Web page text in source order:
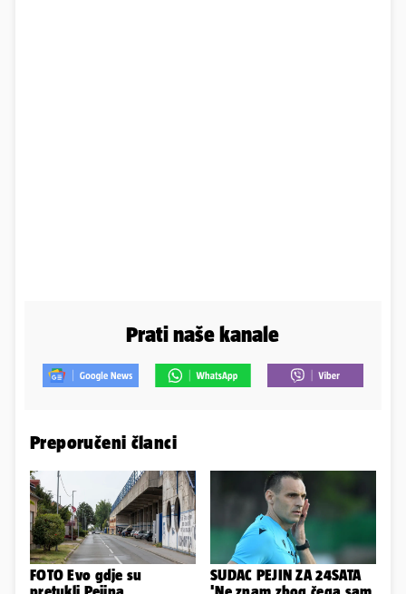
Prati naše kanale
Preporučeni članci
FOTO Evo gdje su
SUDAC PEJIN ZA 24SATA